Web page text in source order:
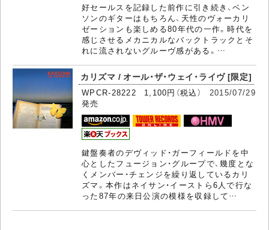
好セールスを記録した前作に引き続き、ベン
ソンのギターはもちろん、天性のヴォーカリ
ゼーションも楽しめる80年代の一作。時代を
感じさせるメカニカルなバックトラックとそ
れに流されないグルーヴ感がある。…
カリズマ / オール・ザ・ウェイ・ライヴ [限定]
WPCR-28222 1,100円（税込） 2015/07/29
発売
鍵盤奏者のデヴィッド・ガーフィールドを中
心としたフュージョン・グループで、幾度とな
くメンバー・チェンジを繰り返しているカリ
ズマ。本作はネイサン・イーストら6人で行な
った87年の来日公演の模様を収録して…